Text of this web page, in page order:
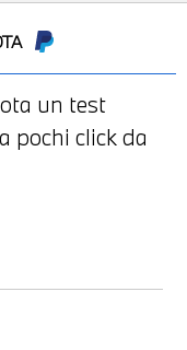
un test
pochi click da